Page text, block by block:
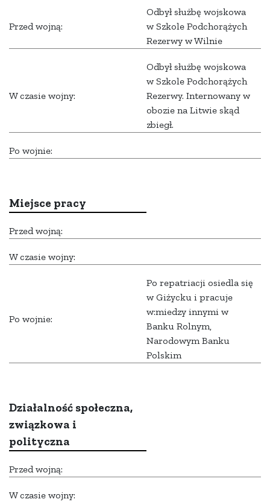
Przed wojną:
Odbył służbę wojskowa
w Szkole Podchorążych
Rezerwy w Wilnie
W czasie wojny:
Odbył służbę wojskowa
w Szkole Podchorążych
Rezerwy. Internowany w
obozie na Litwie skąd
zbiegł.
Po wojnie:
Miejsce pracy
Przed wojną:
W czasie wojny:
Po wojnie:
Po repatriacji osiedla się
w Giżycku i pracuje
w:miedzy innymi w
Banku Rolnym,
Narodowym Banku
Polskim
Działalność społeczna,
związkowa i
polityczna
Przed wojną:
W czasie wojny: